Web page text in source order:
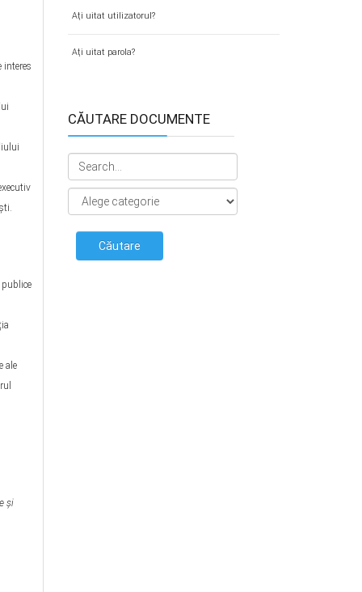
interes
ale
şi
Aţi uitat utilizatorul?
Aţi uitat parola?
CĂUTARE DOCUMENTE